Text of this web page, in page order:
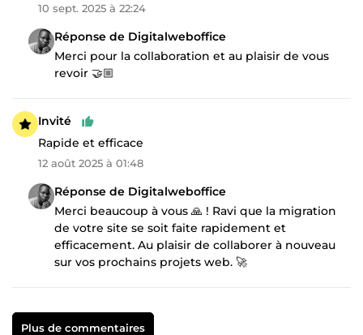
10 sept. 2025 à 22:24
Réponse de Digitalweboffice
Merci pour la collaboration et au plaisir de vous
revoir 🤝🏼
Invité
Rapide et efficace
12 août 2025 à 01:48
Réponse de Digitalweboffice
Merci beaucoup à vous 🙏 ! Ravi que la migration
de votre site se soit faite rapidement et
efficacement. Au plaisir de collaborer à nouveau
sur vos prochains projets web. 🚀
Plus de commentaires